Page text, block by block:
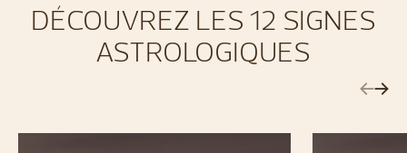
DÉCOUVREZ LES 12 SIGNES
ASTROLOGIQUES